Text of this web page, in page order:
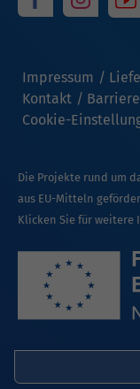
Impressum
Kontakt
Cookie-
Die Projekte rund um
aus EU-Mitteln
Klicken Sie für weitere